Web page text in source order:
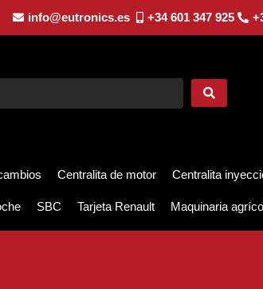
info@eutronics.es +34 601 347 925
Centralita de motor Centralita
SBC Tarjeta Renault Maquinaria